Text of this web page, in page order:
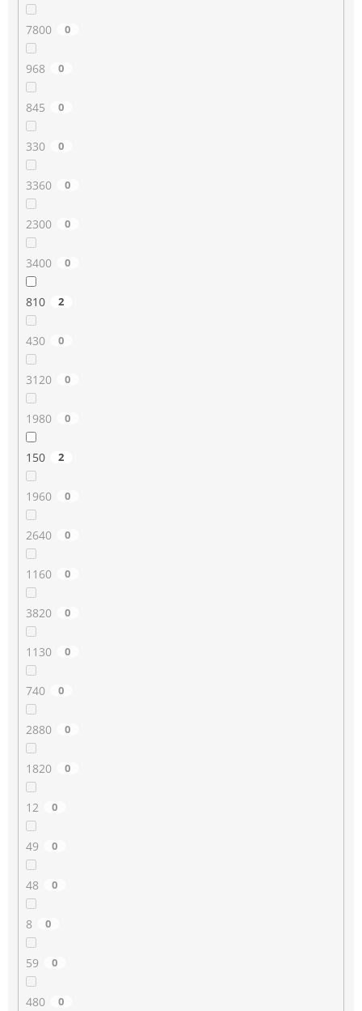
7800 0
968 0
845 0
330 0
3360 0
2300 0
3400 0
810 2
430 0
3120 0
1980 0
150 2
1960 0
2640 0
1160 0
3820 0
1130 0
740 0
2880 0
1820 0
12 0
49 0
48 0
8 0
59 0
480 0